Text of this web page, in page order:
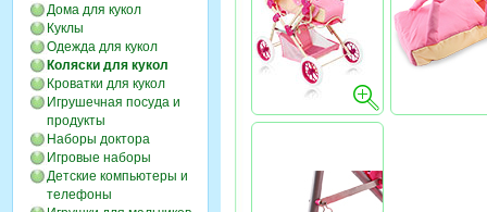
Дома для кукол
Куклы
Одежда для кукол
Коляски для кукол
Кроватки для кукол
Игрушечная посуда и
продукты
Наборы доктора
Игровые наборы
Детские компьютеры и
телефоны